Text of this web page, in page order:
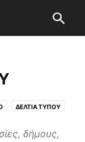
ΔΕΛΤΊΑ ΤΎΠΟΥ
ΤΟΠΙΚΆ ΘΈΜΑΤΑ
δήμους,